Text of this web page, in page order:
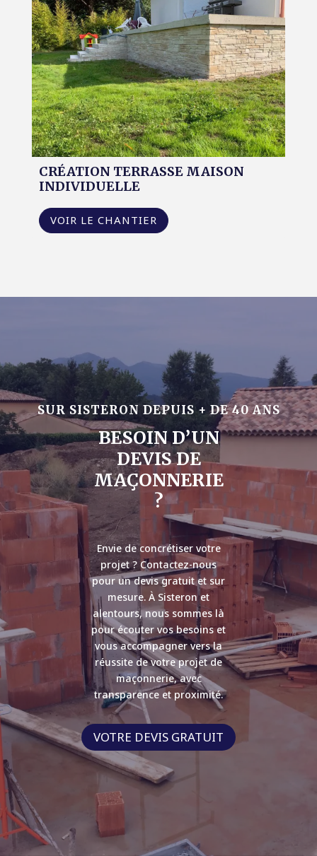
CRÉATION TERRASSE MAISON
INDIVIDUELLE
VOIR LE CHANTIER
SUR SISTERON DEPUIS + DE 40 ANS
BESOIN D’UN
DEVIS DE
MAÇONNERIE
?
Envie de concrétiser votre
projet ? Contactez-nous
pour un devis gratuit et sur
mesure. À Sisteron et
alentours, nous sommes là
pour écouter vos besoins et
vous accompagner vers la
réussite de votre projet de
maçonnerie, avec
transparence et proximité.
VOTRE DEVIS GRATUIT